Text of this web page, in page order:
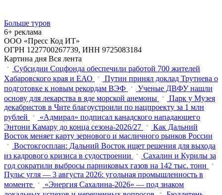
Больше туров
6+ реклама
ООО «Пресс Код ИТ»
ОГРН 1227700267739, ИНН 9725083184
Картина дня Вся лента
Субсидии Соцфонда обеспечили работой 700 жителей
Хабаровского края и ЕАО
Путин принял доклад Трутнева о
подготовке к новым рекордам ВЭФ
Ученые ДВФУ нашли
основу для лекарства в яде морской анемоны
Парк у Музея
декабристов в Чите благоустроили по нацпроекту за 1 млн
рублей
«Адмирал» подписал канадского нападающего
Энтони Камару до конца сезона-2026/27
Как Дальний
Восток меняет карту зернового и масличного рынков России
Востокгосплан: Дальний Восток ищет решения для выхода
из кадрового кризиса в судостроении
Сахалин и Курилы за
год сократили выбросы парниковых газов на 142 тыс. тонн
Пульс угля — 3 августа 2026: угольная промышленность в
моменте
«Энергия Сахалина-2026» — под знаком